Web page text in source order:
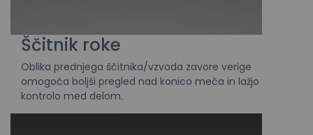
Ščitnik roke
Oblika prednjega ščitnika/vzvoda zavore verige
omogoča boljši pregled nad konico meča in lažjo
kontrolo med delom.